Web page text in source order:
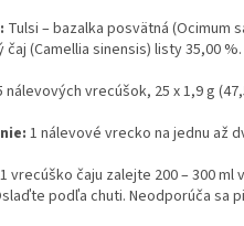
Tulsi – bazalka posvätná (Ocimum
čaj (Camellia sinensis) listy 35,00 %.
nálevových vrecúšok, 25 x 1,9 g
1 nálevové vrecko na jednu až
vrecúško čaju zalejte 200 – 300
podľa chuti. Neodporúča sa